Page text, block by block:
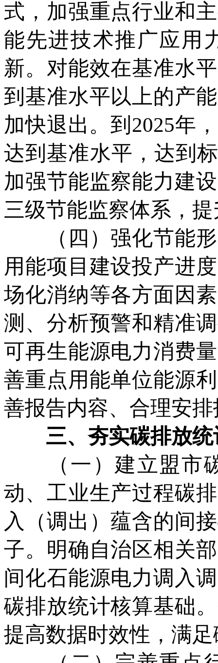
式，加强重点行业和
能先进技术推广应用
新。对能效在基准水
到基准水平以上的产
加快退出。到2025年
达到基准水平，达到
加强节能监察能力建
三级节能监察体系，
（四）强化节能形
用能项目建设投产进
场化消纳等各方面因
测、分析预警和精准
可再生能源电力消费
善重点用能单位能源
善报告内容、合理安
三、夯实碳排放统
（一）建立盟市碳
动、工业生产过程碳
入（调出）蕴含的间
子。明确自治区相关
间化石能源电力调入
碳排放统计核算基础
提高数据时效性，满